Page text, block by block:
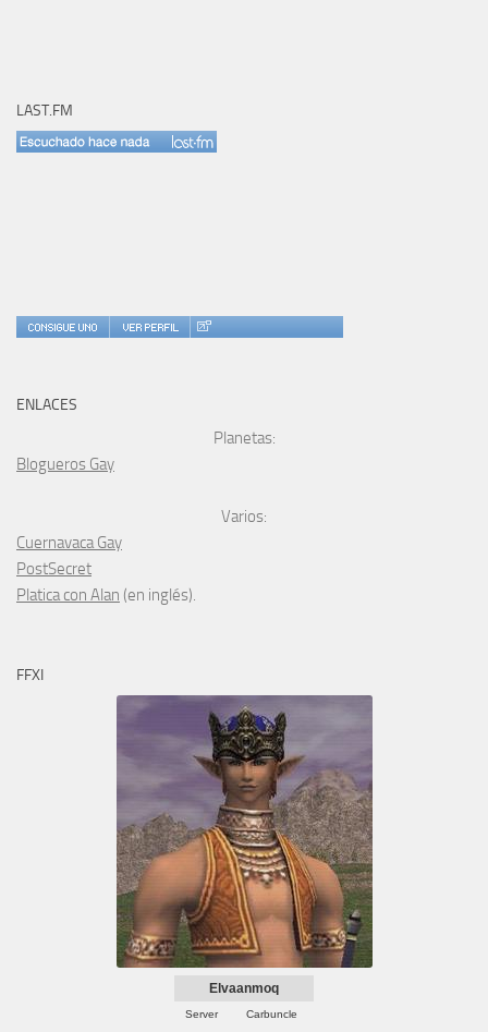
LAST.FM
ENLACES
Planetas:
Blogueros Gay
Varios:
Cuernavaca Gay
PostSecret
Platica con Alan (en inglés).
FFXI
Elvaanmoq
Server Carbuncle